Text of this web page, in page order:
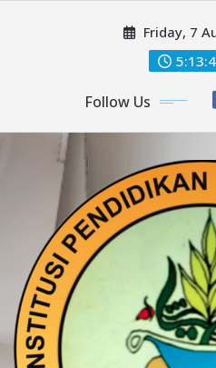
Friday, 7
Follow Us